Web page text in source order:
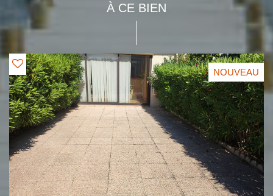
À CE BIEN
NOUVEAU